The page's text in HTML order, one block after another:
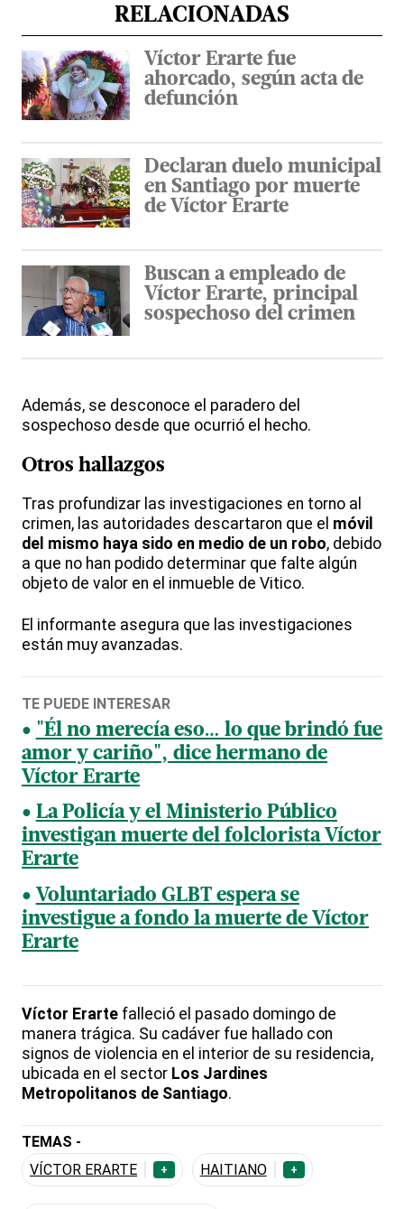
RELACIONADAS
Víctor Erarte fue
ahorcado, según acta de
defunción
Declaran duelo municipal
en Santiago por muerte
de Víctor Erarte
Buscan a empleado de
Víctor Erarte, principal
sospechoso del crimen
Además, se desconoce el paradero del
sospechoso desde que ocurrió el hecho.
Otros hallazgos
Tras profundizar las investigaciones en torno al
crimen, las autoridades descartaron que el móvil
del mismo haya sido en medio de un robo, debido
a que no han podido determinar que falte algún
objeto de valor en el inmueble de Vitico.
El informante asegura que las investigaciones
están muy avanzadas.
TE PUEDE INTERESAR
"Él no merecía eso… lo que brindó fue
amor y cariño", dice hermano de
Víctor Erarte
La Policía y el Ministerio Público
investigan muerte del folclorista Víctor
Erarte
Voluntariado GLBT espera se
investigue a fondo la muerte de Víctor
Erarte
Víctor Erarte falleció el pasado domingo de
manera trágica. Su cadáver fue hallado con
signos de violencia en el interior de su residencia,
ubicada en el sector Los Jardines
Metropolitanos de Santiago.
TEMAS -
VÍCTOR ERARTE
+ HAITIANO +